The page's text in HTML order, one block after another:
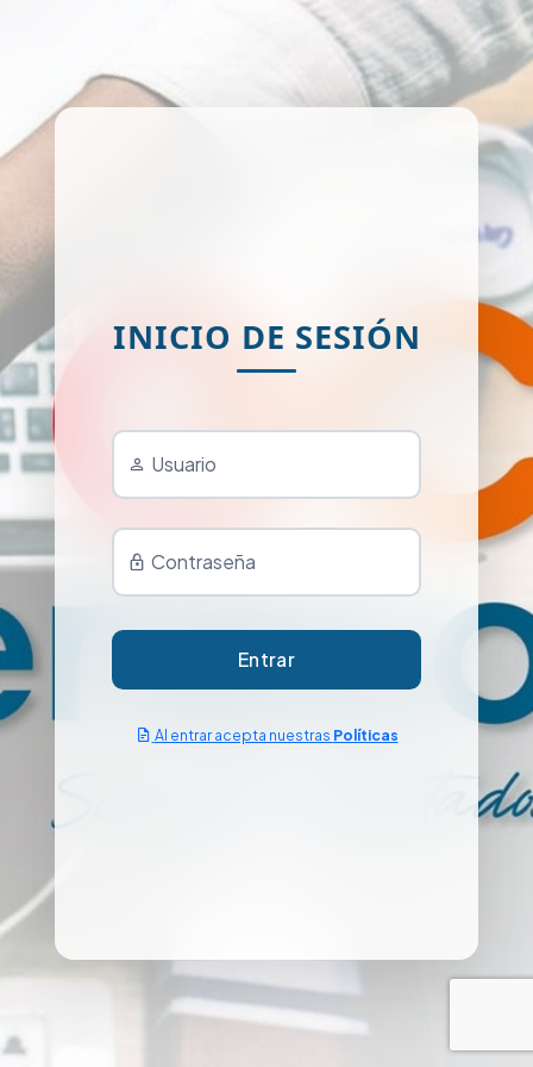
INICIO DE SESIÓN
Usuario
Contraseña
Entrar
Al entrar acepta nuestras Políticas